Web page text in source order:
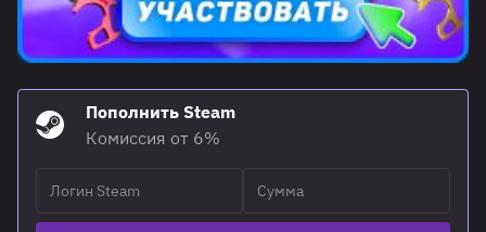
Пополнить Steam
Комиссия от 6%